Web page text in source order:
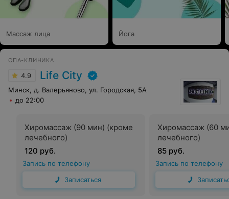
Массаж лица Йога
СПА-КЛИНИКА
4.9 Life City
Минск, д. Валерьяново, ул. Городская, 5А
до 22:00
Хиромассаж (90 мин) (кроме
лечебного)
120 руб.
Запись по телефону
Записаться
Хиромассаж (60
лечебного)
85 руб.
Запись по телефону